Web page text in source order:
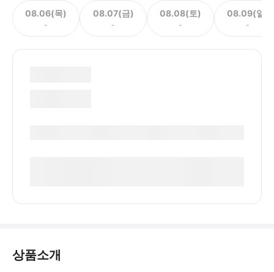
08.06(목)
-
08.07(금)
-
08.08(토)
-
08.09(일)
-
상품소개